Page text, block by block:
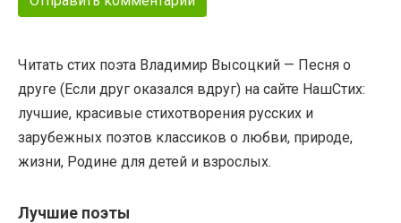
Читать стих поэта Владимир Высоцкий — Песня о
друге (Если друг оказался вдруг) на сайте НашСтих:
лучшие, красивые стихотворения русских и
зарубежных поэтов классиков о любви, природе,
жизни, Родине для детей и взрослых.
Лучшие поэты